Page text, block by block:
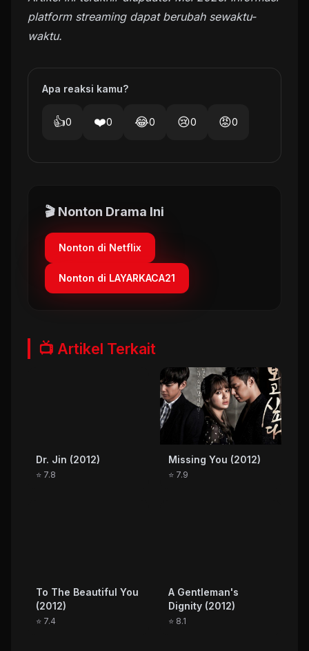
platform streaming dapat berubah sewaktu-
waktu.
Apa reaksi kamu?
👍0 ❤️0 😂0 😢0 😡0
🎬 Nonton Drama Ini
Nonton di Netflix
Nonton di LAYARKACA21
📺 Artikel Terkait
Dr. Jin (2012)
⭐ 7.8
Missing You (2012)
⭐ 7.9
To The Beautiful You
(2012)
⭐ 7.4
A Gentleman's
Dignity (2012)
⭐ 8.1